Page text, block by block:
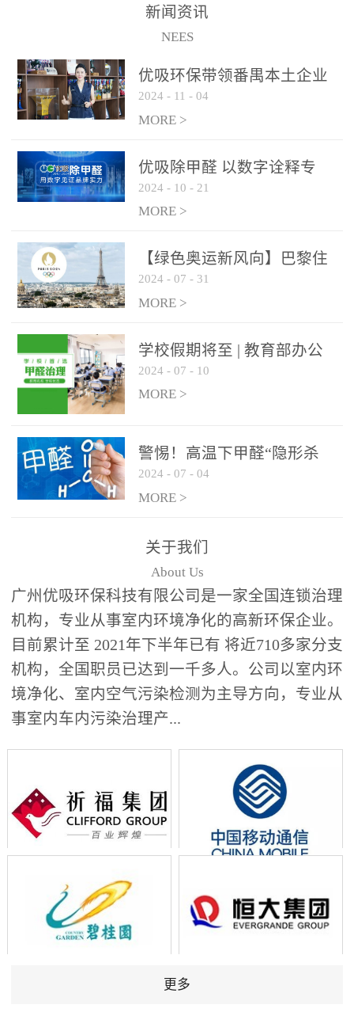
保施工日期：2020年1月珠
（及各出入境边防检查
新闻资讯
NEES
优吸环保带领番禺本​土企业
勇敢破局向“新”
2024 - 11 - 04
MORE >
优吸除甲醛 以数字诠释专
业，尽显除醛品牌实力！
2024 - 10 - 21
MORE >
【绿色奥运新风向】巴黎住
宿风波：优吸环保共建健康
绿色家居
2024 - 07 - 31
MORE >
学校假期将至 | 教育部办公
厅关于加强学校新建校舍室
内空气质量管理通知
2024 - 07 - 10
MORE >
警惕！高温下甲醛“隐形杀
手”来袭，你的家安全吗？
2024 - 07 - 04
MORE >
关于我们
About Us
广州优吸环保科技有限公司是一家全国连锁治理
机构，专业从事室内环境净化的高新环保企业。
目前累计至 2021年下半年已有 将近710多家分支
机构，全国职员已达到一千多人。公司以室内环
境净化、室内空气污染检测为主导方向，专业从
事室内车内污染治理产...
更多